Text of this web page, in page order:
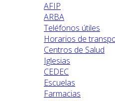
AFIP
ARBA
Teléfonos útiles
Horarios de
Centros de Salud
Iglesias
CEDEC
Escuelas
Farmacias